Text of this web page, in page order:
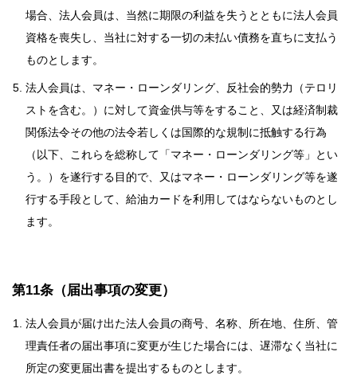
場合、法人会員は、当然に期限の利益を失うとともに法人会員
資格を喪失し、当社に対する一切の未払い債務を直ちに支払う
ものとします。
法人会員は、マネー・ローンダリング、反社会的勢力（テロリ
ストを含む。）に対して資金供与等をすること、又は経済制裁
関係法令その他の法令若しくは国際的な規制に抵触する行為
（以下、これらを総称して「マネー・ローンダリング等」とい
う。）を遂行する目的で、又はマネー・ローンダリング等を遂
行する手段として、給油カードを利用してはならないものとし
ます。
第11条（届出事項の変更）
法人会員が届け出た法人会員の商号、名称、所在地、住所、管
理責任者の届出事項に変更が生じた場合には、遅滞なく当社に
所定の変更届出書を提出するものとします。